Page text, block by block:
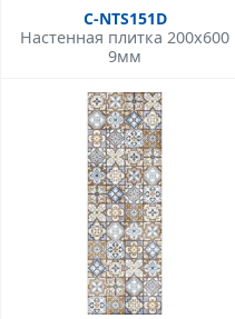
C-NTS151D
Настенная плитка 200x600
9мм